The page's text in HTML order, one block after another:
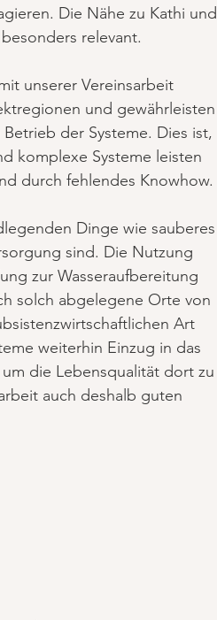
Die Nähe zu Kathi und
relevant.
unserer Vereinsarbeit
und gewährleisten
der Systeme. Dies ist,
komplexe Systeme leisten
durch fehlendes Knowhow.
Dinge wie sauberes
sind. Die Nutzung
zur Wasseraufbereitung
solch abgelegene Orte von
Art
weiterhin Einzug in das
die Lebensqualität dort zu
auch deshalb guten